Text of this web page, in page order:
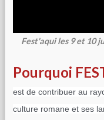
Fest'aqui les 9 et 10
Pourquoi
est de contribuer au
culture romane et ses